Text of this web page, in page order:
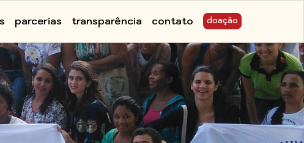
parcerias transparência contato doação